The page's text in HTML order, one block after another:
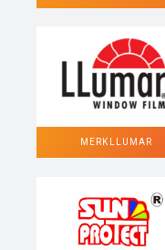
MERK LLUMAR